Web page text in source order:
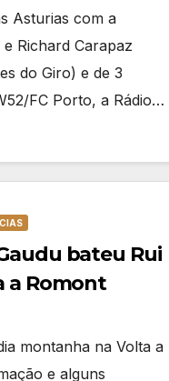
Asturias com a
Richard Carapaz
do Giro) e de 3
FC Porto, a Rádio…
bateu Rui
a Romont
montanha na Volta a
e alguns